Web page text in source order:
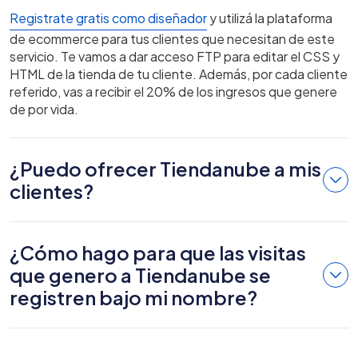
Registrate gratis como diseñadory utilizá la plataforma
de ecommerce para tus clientes que necesitan de este
servicio. Te vamos a dar acceso FTP para editar el CSS y
HTML de la tienda de tu cliente. Además, por cada cliente
referido, vas a recibir el 20% de los ingresos que genere
de por vida.
¿Puedo ofrecer Tiendanube a mis
clientes?
¿Cómo hago para que las visitas
que genero a Tiendanube se
registren bajo mi nombre?